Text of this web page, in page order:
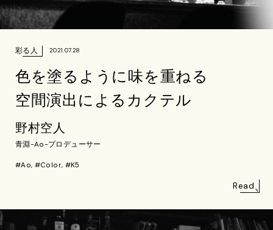
彩る人 2021.07.28
色を塗るように味を重ねる
空間演出によるカクテル
野村空人
青淵-Ao-プロデューサー
#Ao, #Color, #K5
Read